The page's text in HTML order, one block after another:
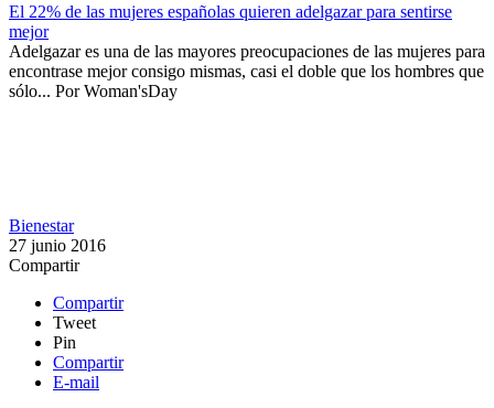
El 22% de las mujeres españolas quieren adelgazar para sentirse
mejor
Adelgazar es una de las mayores preocupaciones de las mujeres para
encontrase mejor consigo mismas, casi el doble que los hombres que
sólo... PorWoman'sDay
Bienestar
27 junio 2016
Compartir
Compartir
Tweet
Pin
Compartir
E-mail